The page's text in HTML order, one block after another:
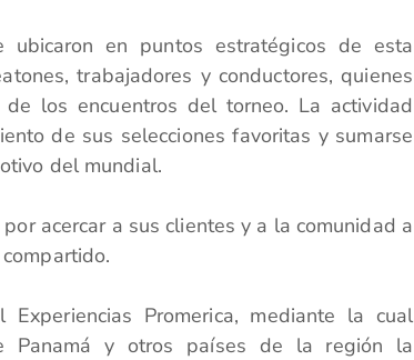
en puntos estratégicos de esta
trabajadores y conductores, quienes
los encuentros del torneo. La actividad
de sus selecciones favoritas y sumarse
del mundial.
acercar a sus clientes y a la comunidad a
Promerica, mediante la cual
Panamá y otros países de la región la